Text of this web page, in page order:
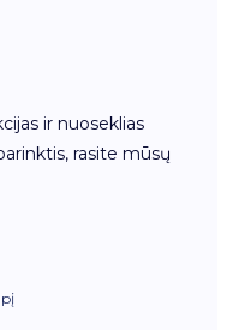
ir nuoseklias
rasite mūsų